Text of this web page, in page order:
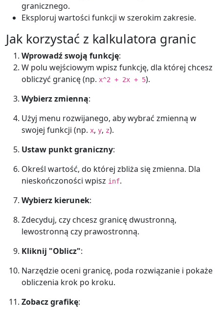
granicznego.
Eksploruj wartości funkcji w szerokim zakresie.
Jak korzystać z kalkulatora granic
Wprowadź swoją funkcję:
W polu wejściowym wpisz funkcję, dla której chcesz
obliczyć granicę (np. x^2 + 2x + 5).
Wybierz zmienną:
Użyj menu rozwijanego, aby wybrać zmienną w
swojej funkcji (np. x, y, z).
Ustaw punkt graniczny:
Określ wartość, do której zbliża się zmienna. Dla
nieskończoności wpisz inf.
Wybierz kierunek:
Zdecyduj, czy chcesz granicę dwustronną,
lewostronną czy prawostronną.
Kliknij "Oblicz":
Narzędzie oceni granicę, poda rozwiązanie i pokaże
obliczenia krok po kroku.
Zobacz grafikę: